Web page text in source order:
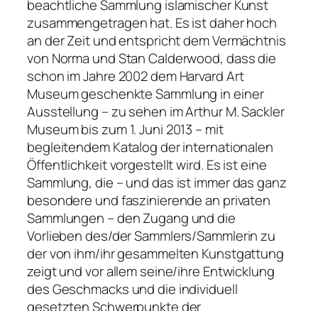
beachtliche Sammlung islamischer Kunst
zusammengetragen hat. Es ist daher hoch
an der Zeit und entspricht dem Vermächtnis
von Norma und Stan Calderwood, dass die
schon im Jahre 2002 dem Harvard Art
Museum geschenkte Sammlung in einer
Ausstellung – zu sehen im Arthur M. Sackler
Museum bis zum 1. Juni 2013 – mit
begleitendem Katalog der internationalen
Öffentlichkeit vorgestellt wird. Es ist eine
Sammlung, die – und das ist immer das ganz
besondere und faszinierende an privaten
Sammlungen – den Zugang und die
Vorlieben des/der Sammlers/Sammlerin zu
der von ihm/ihr gesammelten Kunstgattung
zeigt und vor allem seine/ihre Entwicklung
des Geschmacks und die individuell
gesetzten Schwerpunkte der